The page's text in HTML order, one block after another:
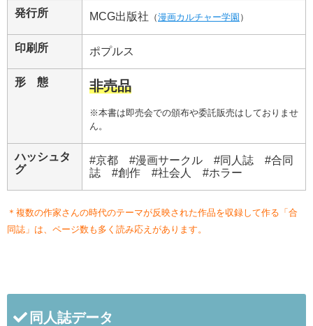
発行所 MCG出版社 （漫画カルチャー学園 ）
印刷所 ポプルス
形 態 非売品
※本書は即売会での頒布や委託販売はしておりませ
ん。
ハッシュタ
グ
#京都 #漫画サークル #同人誌 #合同
誌 #創作 #社会人 #ホラー
＊複数の作家さんの時代のテーマが反映された作品を収録して作る「合
同誌」は、ページ数も多く読み応えがあります。
同人誌データ